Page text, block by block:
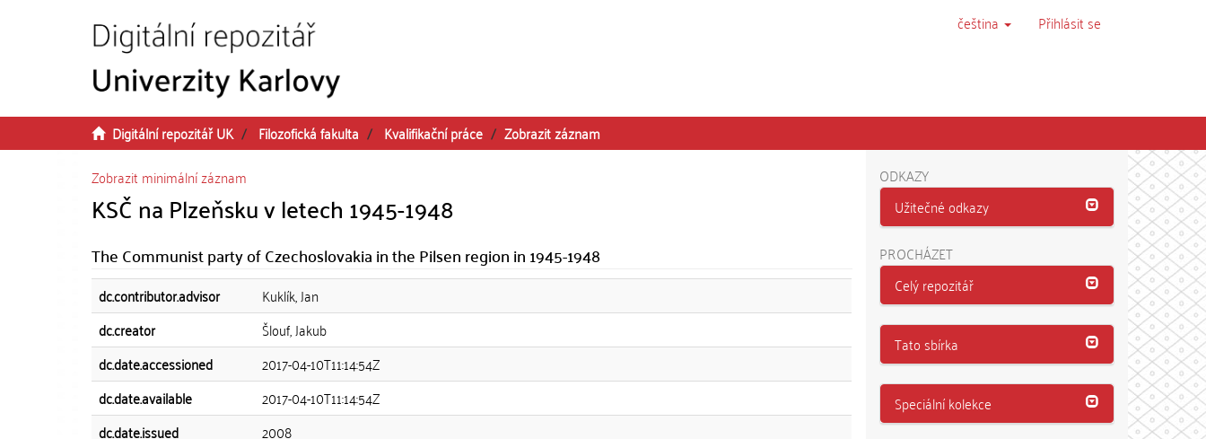
čeština Přihlásit se
Digitální repozitář UK Filozofická fakulta Kvalifikační práce
Zobrazit záznam
Zobrazit minimální záznam
KSČ na Plzeňsku v letech 1945-1948
The Communist party of Czechoslovakia in the Pilsen region in 1945-1948
dc.contributor.advisor
Kuklík, Jan
dc.creator
Šlouf, Jakub
dc.date.accessioned
2017-04-10T11:14:54Z
dc.date.available
2017-04-10T11:14:54Z
dc.date.issued
2008
ODKAZY
Užitečné odkazy
PROCHÁZET
Celý repozitář
Tato sbírka
Speciální kolekce